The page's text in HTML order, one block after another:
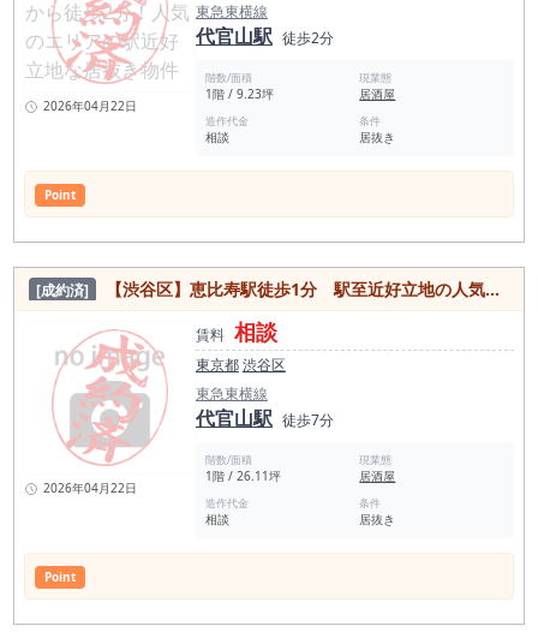
2026年04月22日
東急東横線
代官山駅 徒歩2分
階数/面積
1階 / 9.23坪
現業態
居酒屋
造作代金
相談
条件
居抜き
Point
[成約済] 【渋谷区】恵比寿駅徒歩1分 駅至近好立地の人気エリア！1階路面居抜き物件
2026年04月22日
賃料 相談
東京都渋谷区
東急東横線
代官山駅 徒歩7分
階数/面積
1階 / 26.11坪
現業態
居酒屋
造作代金
相談
条件
居抜き
Point